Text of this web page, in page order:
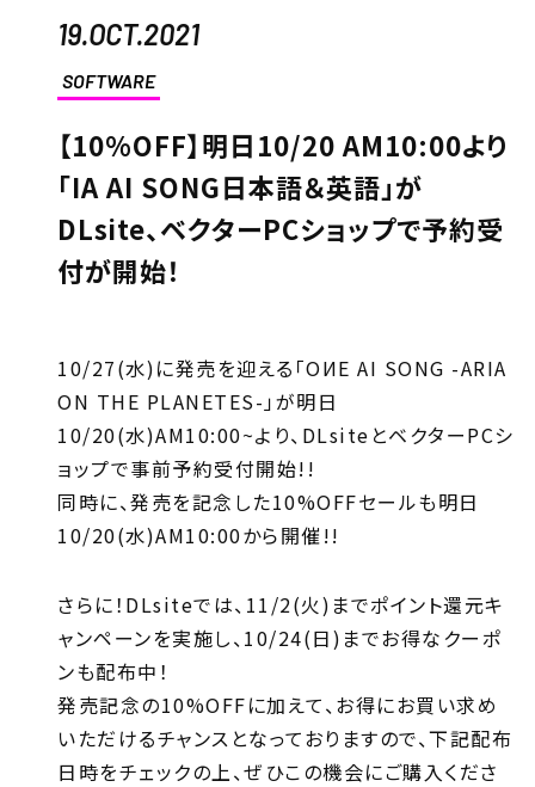
19.OCT.2021
SOFTWARE
【10%OFF】明日10/20 AM10:00より
「IA AI SONG日本語＆英語」が
DLsite、ベクターPCショップで予約受
付が開始！
10/27(水)に発売を迎える「OИE AI SONG -ARIA
ON THE PLANETES-」が明日
10/20(水)AM10:00~より、DLsiteとベクターPCシ
ョップで事前予約受付開始!!
同時に、発売を記念した10%OFFセールも明日
10/20(水)AM10:00から開催!!
さらに！DLsiteでは、11/2(火)までポイント還元キ
ャンペーンを実施し、10/24(日)までお得なクーポ
ンも配布中！
発売記念の10%OFFに加えて、お得にお買い求め
いただけるチャンスとなっておりますので、下記配布
日時をチェックの上、ぜひこの機会にご購入くださ